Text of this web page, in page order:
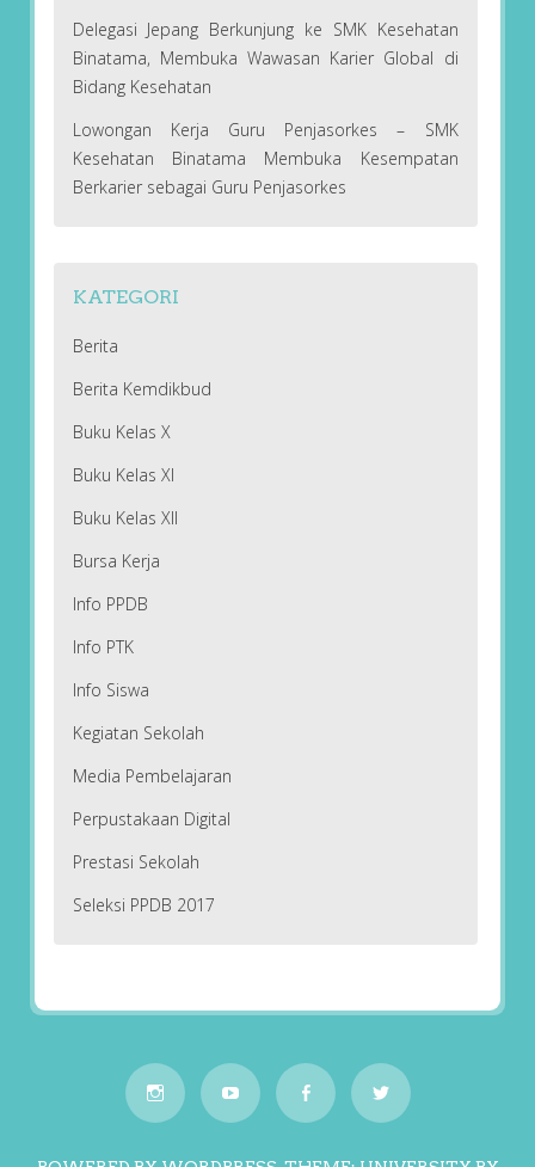
Delegasi Jepang Berkunjung ke SMK Kesehatan
Binatama, Membuka Wawasan Karier Global di
Bidang Kesehatan
Lowongan Kerja Guru Penjasorkes – SMK
Kesehatan Binatama Membuka Kesempatan
Berkarier sebagai Guru Penjasorkes
KATEGORI
Berita
Berita Kemdikbud
Buku Kelas X
Buku Kelas XI
Buku Kelas XII
Bursa Kerja
Info PPDB
Info PTK
Info Siswa
Kegiatan Sekolah
Media Pembelajaran
Perpustakaan Digital
Prestasi Sekolah
Seleksi PPDB 2017